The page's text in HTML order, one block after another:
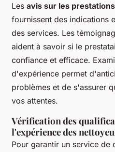
Les avis sur les
fournissent des indications
des services. Les
aident à savoir si le
confiance et efficace.
d'expérience permet
problèmes et de s'assurer
vos attentes.
Vérification des
l'expérience des
Pour garantir un service de